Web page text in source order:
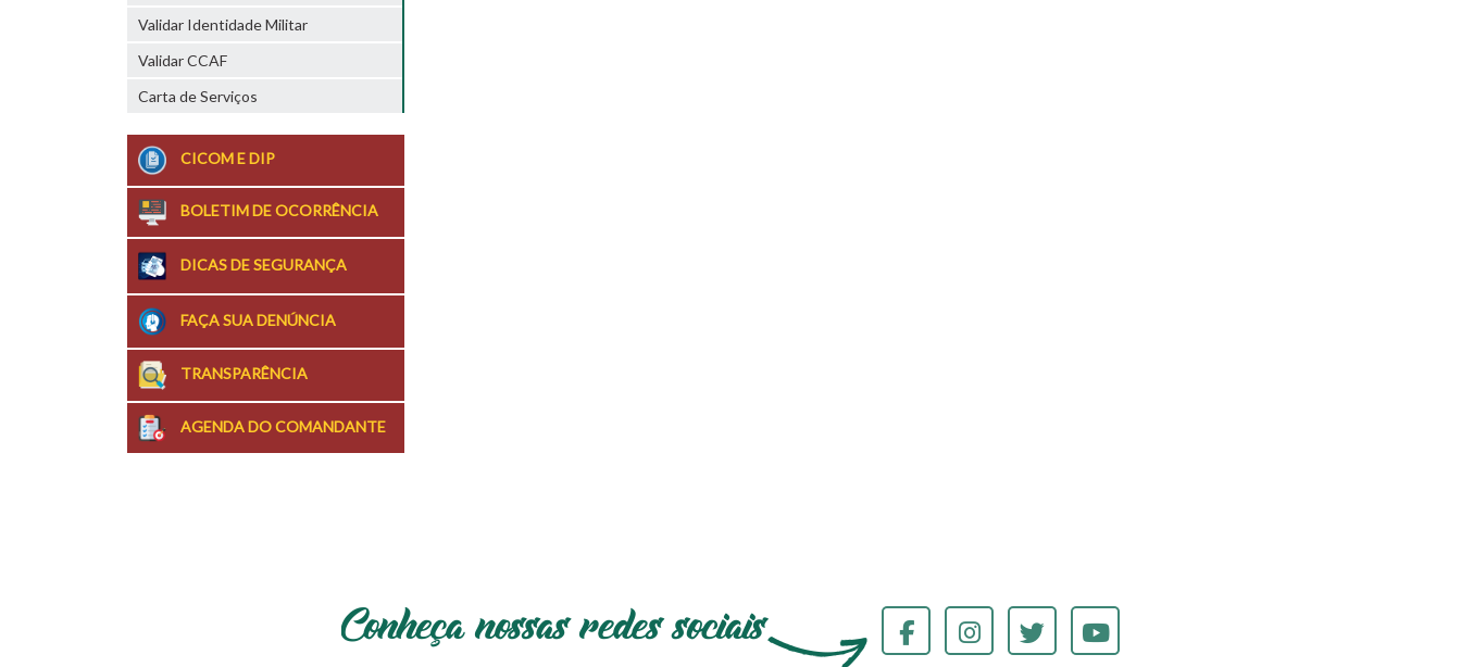
Validar Identidade Militar
Validar CCAF
Carta de Serviços
CICOM E DIP
BOLETIM DE OCORRÊNCIA
DICAS DE SEGURANÇA
FAÇA SUA DENÚNCIA
TRANSPARÊNCIA
AGENDA DO COMANDANTE